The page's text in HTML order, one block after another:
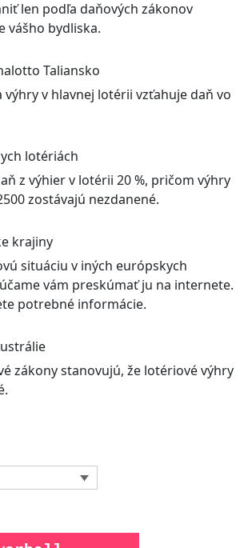
len podľa daňových zákonov
vášho bydliska.
Taliansko
výhry v hlavnej lotérii vzťahuje daň vo
lotériách
z výhier v lotérii 20 %, pričom výhry
zostávajú nezdanené.
krajiny
situáciu v iných európskych
vám preskúmať ju na internete.
potrebné informácie.
zákony stanovujú, že lotériové výhry